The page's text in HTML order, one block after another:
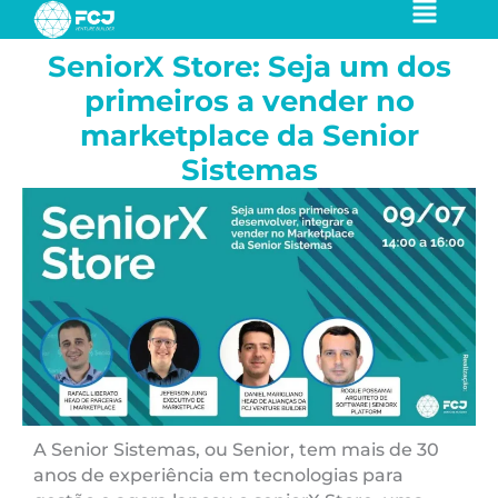
para
SeniorX Store: Seja um dos
primeiros a vender no
marketplace da Senior
Sistemas
A Senior Sistemas, ou Senior, tem mais de 30
anos de experiência em tecnologias para